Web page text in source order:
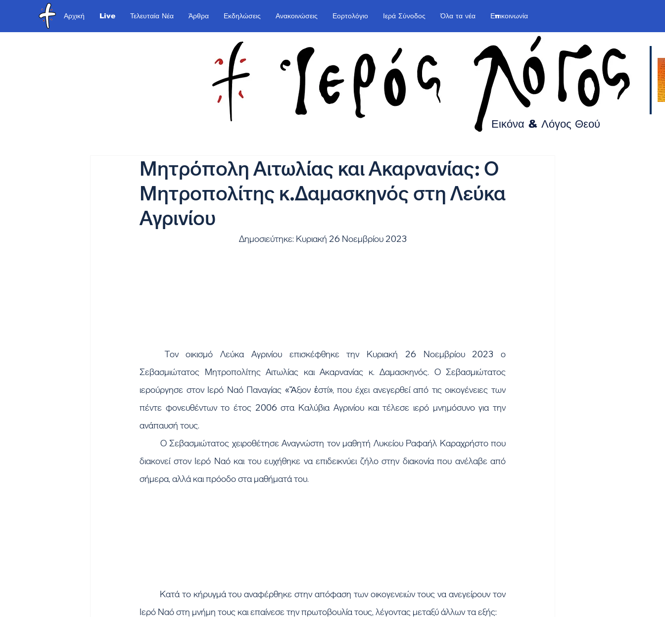
Αρχική Live Τελευταία Νέα Άρθρα Εκδηλώσεις Ανακοινώσεις Εορτολόγιο Ιερά Σύνοδος Όλα τα νέα Επικοινωνία
Εικόνα & Λόγος Θεού
Μητρόπολη Αιτωλίας και Ακαρνανίας: Ο
Μητροπολίτης κ.Δαμασκηνός στη Λεύκα
Αγρινίου
Δημοσιεύτηκε: Κυριακή 26 Νοεμβρίου 2023
Σεβασμιώτατος Μητροπολίτης Αιτωλίας και Ακαρνανίας κ. Δαμασκηνός. Ο Σεβασμιώτατος
ιερούργησε στον Ιερό Ναό Παναγίας «Ἄξιον ἐστί», που έχει ανεγερθεί από τις οικογένειες των
πέντε φονευθέντων το έτος 2006 στα Καλύβια Αγρινίου και τέλεσε ιερό μνημόσυνο για την
ανάπαυσή τους.
διακονεί στον Ιερό Ναό και του ευχήθηκε να επιδεικνύει ζήλο στην διακονία που ανέλαβε από
σήμερα, αλλά και πρόοδο στα μαθήματά του.
Ιερό Ναό στη μνήμη τους και επαίνεσε την πρωτοβουλία τους, λέγοντας μεταξύ άλλων τα εξής: